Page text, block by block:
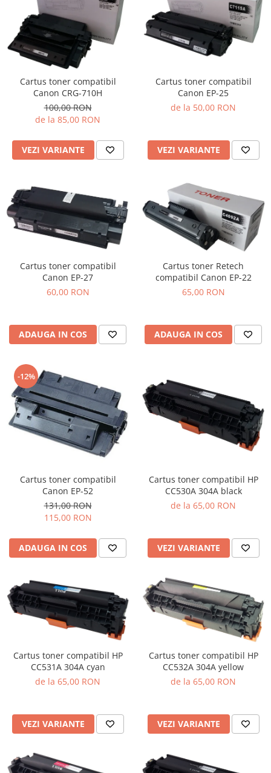
Cartus toner compatibil
Canon CRG-710H
100,00 RON
de la 85,00 RON
VEZI VARIANTE
Cartus toner compatibil
Canon EP-25
de la 50,00 RON
VEZI VARIANTE
Cartus toner compatibil
Canon EP-27
60,00 RON
ADAUGA IN COS
Cartus toner Retech
compatibil Canon EP-22
65,00 RON
ADAUGA IN COS
-12%
Cartus toner compatibil
Canon EP-52
131,00 RON
115,00 RON
ADAUGA IN COS
Cartus toner compatibil HP
CC530A 304A black
de la 65,00 RON
VEZI VARIANTE
Cartus toner compatibil HP
CC531A 304A cyan
de la 65,00 RON
VEZI VARIANTE
Cartus toner compatibil HP
CC532A 304A yellow
de la 65,00 RON
VEZI VARIANTE